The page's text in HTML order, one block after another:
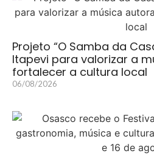
Projeto “O Samba da
Itapevi para valorizar a
fortalecer a cultura local
06/08/2026